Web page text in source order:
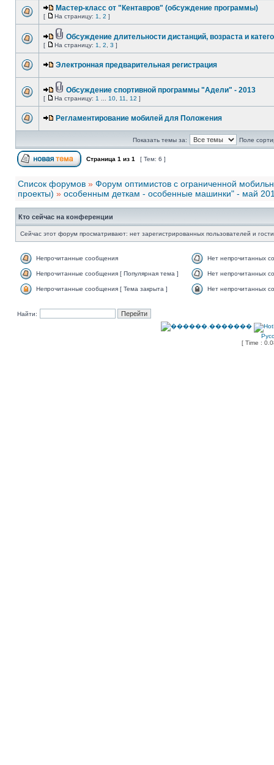
Мастер-класс от "Кентавров" (обсуждение программы)
[ На страницу: 1 2 ]
Обсуждение длительности дистанций, возраста и
[ На страницу: 1 2 3 ]
Электронная предварительная регистрация
Обсуждение спортивной программы "Адели" - 2013
[ На страницу: 1 10 11 12 ]
Регламентирование мобилей для Положения
Показать темы за: Поле
Страница 1 из 1 [ Тем: 6 ]
Список форумов » Форум оптимистов с ограниченной
проекты) » особенным деткам - особенные машинки" - май
Кто сейчас на конференции
Сейчас этот форум просматривают: нет зарегистрированных пользователей и
Непрочитанные сообщения Нет непрочитанных
Непрочитанные сообщения [ Популярная тема ] Нет непрочитанных
Непрочитанные сообщения [ Тема закрыта ] Нет непрочитанных
Найти:
[ Time :